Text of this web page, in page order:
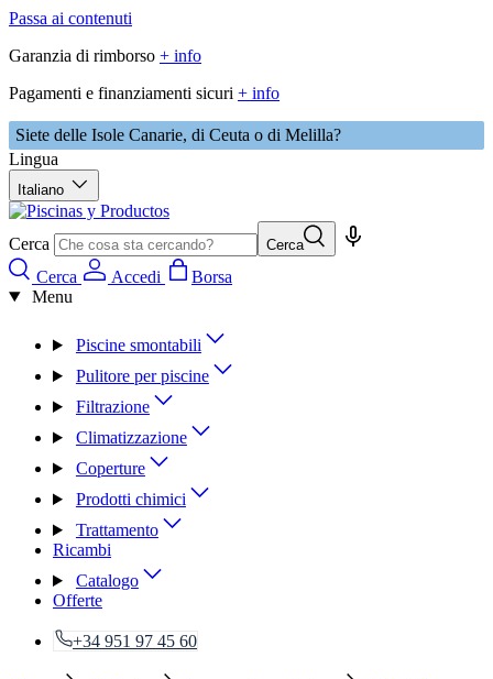
Passa ai contenuti
Garanzia di rimborso + info
Pagamenti e finanziamenti sicuri + info
Siete delle Isole Canarie, di Ceuta o di Melilla?
Lingua
Italiano
Cerca Cerca
Cerca Accedi
Borsa
Menu
Piscine smontabili
Pulitore per piscine
Filtrazione
Climatizzazione
Coperture
Prodotti chimici
Trattamento
Ricambi
Catalogo
Offerte
+34 951 97 45 60